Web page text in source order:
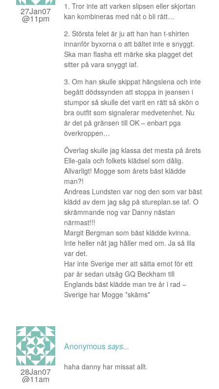
27Jan07
@11pm
1. Tror inte att varken slipsen eller skjortan
kan kombineras med nåt o bli rätt…
2. Största felet är ju att han han t-shirten
innanför byxorna o att bältet inte e snyggt.
Ska man flasha ett märke ska plagget det
sitter på vara snyggt iaf.
3. Om han skulle skippat hängslena och inte
begått dödssynden att stoppa in jeansen i
stumpor så skulle det varit en rätt så skön o
bra outfit som signalerar medvetenhet. Nu
är det på gränsen till OK – enbart pga
överkroppen…
Överlag skulle jag klassa det mesta på årets
Elle-gala och folkets klädsel som dålig.
Allvarligt! Mogge som årets bäst klädde
man?!
Andreas Lundsten var nog den som var bäst
klädd av dem jag såg på stureplan.se iaf. O
skrämmande nog var Danny nästan
närmast!!!
Margit Bergman som bäst klädde kvinna.
Inte heller nåt jag håller med om. Ja så illa
var det.
Har inte Sverige mer att sätta emot för ett
par år sedan utsåg GQ Beckham till
Englands bäst klädde man tre år i rad –
Sverige har Mogge *skäms*
28Jan07
@11am
Anonymoussays...
haha danny har missat allt.